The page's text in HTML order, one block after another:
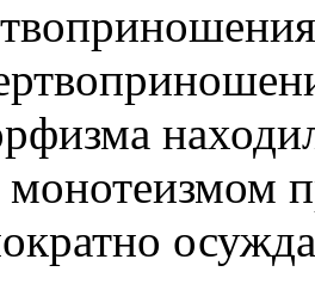
монотеизмом